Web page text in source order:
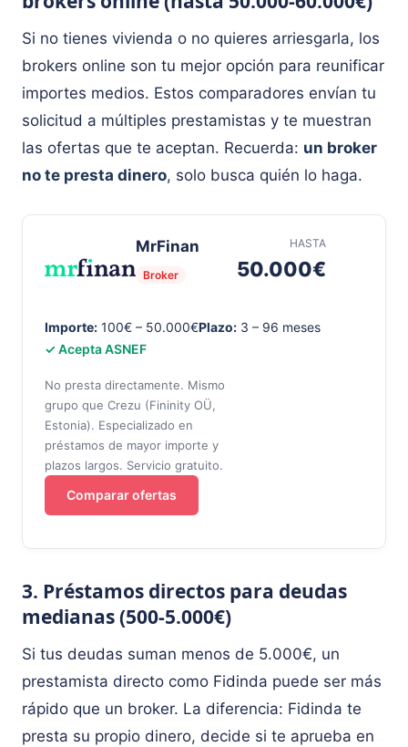
Si no tienes vivienda o no quieres arriesgarla, los
brokers online son tu mejor opción para reunificar
importes medios. Estos comparadores envían tu
solicitud a múltiples prestamistas y te muestran
las ofertas que te aceptan. Recuerda: un broker
no te presta dinero, solo busca quién lo haga.
MrFinan
Broker
HASTA
50.000€
Importe: 100€ – 50.000€Plazo: 3 – 96 meses
✓ Acepta ASNEF
No presta directamente. Mismo
grupo que Crezu (Fininity OÜ,
Estonia). Especializado en
préstamos de mayor importe y
plazos largos. Servicio gratuito.
Comparar ofertas
3. Préstamos directos para deudas
medianas (500-5.000€)
Si tus deudas suman menos de 5.000€, un
prestamista directo como Fidinda puede ser más
rápido que un broker. La diferencia: Fidinda te
presta su propio dinero, decide si te aprueba en